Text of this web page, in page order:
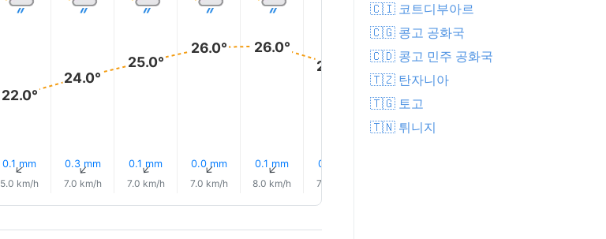
22.0°
0.1 mm
↑
5.0 km/h
24.0°
0.3 mm
↑
7.0 km/h
25.0°
0.1 mm
↑
7.0 km/h
26.0°
0.0 mm
↑
7.0 km/h
26.0°
0.1 mm
↑
8.0 km/h
24.0°
0.1 mm
7.0 km/h
24.0°
23.0°
🇨🇮 코트디부아르
🇨🇬 콩고 공화국
🇨🇩 콩고 민주 공화국
🇹🇿 탄자니아
🇹🇬 토고
🇹🇳 튀니지